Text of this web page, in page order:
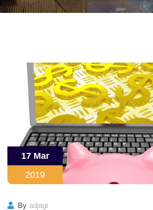
17 Mar
2019
By adjagi